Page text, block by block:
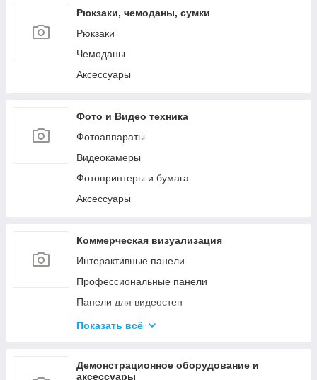
Рюкзаки, чемоданы, сумки
Рюкзаки
Чемоданы
Аксессуары
Фото и Видео техника
Фотоаппараты
Видеокамеры
Фотопринтеры и бумага
Аксессуары
Коммерческая визуализация
Интерактивные панели
Профессиональные панели
Панели для видеостен
Интерактивные мониторы
Управление сигналом
Показать всё
Демонстрационное оборудование и
аксессуары